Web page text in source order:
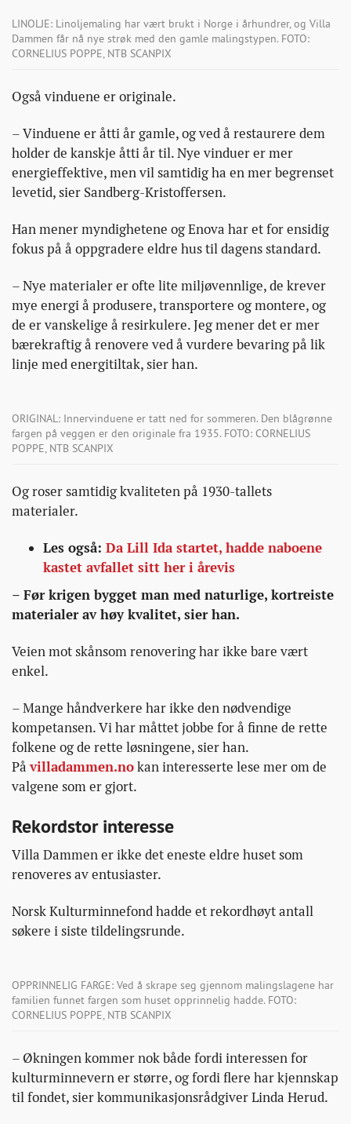
LINOLJE: Linoljemaling har vært brukt i Norge i århundrer, og Villa
Dammen får nå nye strøk med den gamle malingstypen. FOTO:
CORNELIUS POPPE, NTB SCANPIX
Også vinduene er originale.
– Vinduene er åtti år gamle, og ved å restaurere dem
holder de kanskje åtti år til. Nye vinduer er mer
energieffektive, men vil samtidig ha en mer begrenset
levetid, sier Sandberg-Kristoffersen.
Han mener myndighetene og Enova har et for ensidig
fokus på å oppgradere eldre hus til dagens standard.
– Nye materialer er ofte lite miljøvennlige, de krever
mye energi å produsere, transportere og montere, og
de er vanskelige å resirkulere. Jeg mener det er mer
bærekraftig å renovere ved å vurdere bevaring på lik
linje med energitiltak, sier han.
ORIGINAL: Innervinduene er tatt ned for sommeren. Den blågrønne
fargen på veggen er den originale fra 1935. FOTO: CORNELIUS
POPPE, NTB SCANPIX
Og roser samtidig kvaliteten på 1930-tallets
materialer.
Les også: Da Lill Ida startet, hadde naboene
kastet avfallet sitt her i årevis
– Før krigen bygget man med naturlige, kortreiste
materialer av høy kvalitet, sier han.
Veien mot skånsom renovering har ikke bare vært
enkel.
– Mange håndverkere har ikke den nødvendige
kompetansen. Vi har måttet jobbe for å finne de rette
folkene og de rette løsningene, sier han.
Påvilladammen.nokan interesserte lese mer om de
valgene som er gjort.
Rekordstor interesse
Villa Dammen er ikke det eneste eldre huset som
renoveres av entusiaster.
Norsk Kulturminnefond hadde et rekordhøyt antall
søkere i siste tildelingsrunde.
OPPRINNELIG FARGE: Ved å skrape seg gjennom malingslagene har
familien funnet fargen som huset opprinnelig hadde. FOTO:
CORNELIUS POPPE, NTB SCANPIX
– Økningen kommer nok både fordi interessen for
kulturminnevern er større, og fordi flere har kjennskap
til fondet, sier kommunikasjonsrådgiver Linda Herud.